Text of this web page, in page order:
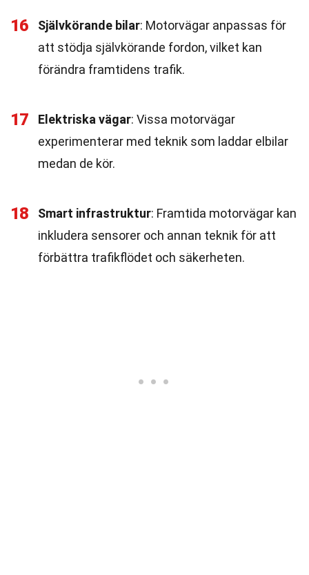
16 Självkörande bilar: Motorvägar anpassas för
att stödja självkörande fordon, vilket kan
förändra framtidens trafik.
17 Elektriska vägar: Vissa motorvägar
experimenterar med teknik som laddar elbilar
medan de kör.
18 Smart infrastruktur: Framtida motorvägar kan
inkludera sensorer och annan teknik för att
förbättra trafikflödet och säkerheten.